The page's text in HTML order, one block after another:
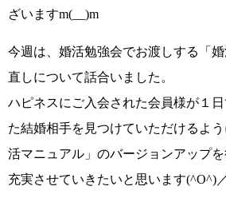
ざいますm(__)m
今週は、婚活勉強会でお渡しする 「
直しについて話合いました。
ハピネスにご入会された会員様が１
た結婚相手を見つけていただけるよ
活マニュアル」 のバージョンアップ
充実させていきたいと思います(^O^)